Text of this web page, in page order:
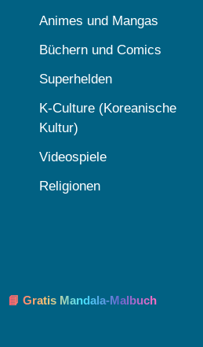
Animes und Mangas
Büchern und Comics
Superhelden
K-Culture (Koreanische
Kultur)
Videospiele
Religionen
📘 Gratis Mandala-Malbuch